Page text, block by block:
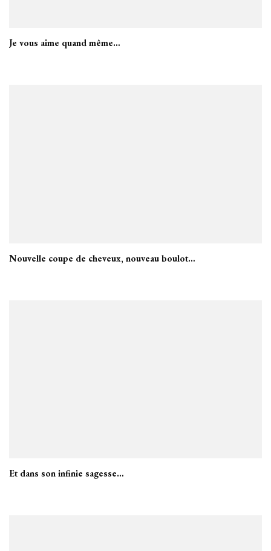
Je vous aime quand même…
Nouvelle coupe de cheveux, nouveau boulot…
Et dans son infinie sagesse…